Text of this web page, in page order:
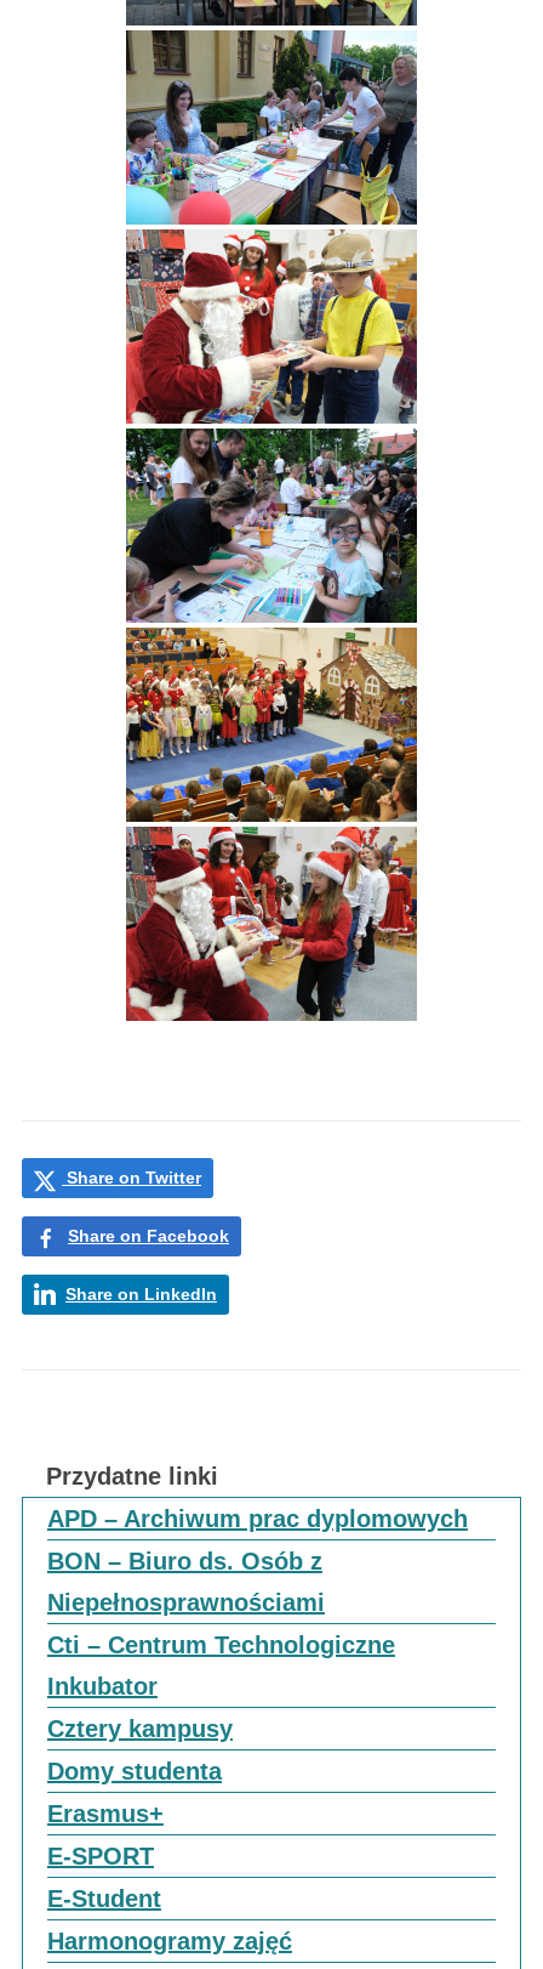
Share on Twitter
Share on Facebook
Share on LinkedIn
Przydatne linki
APD – Archiwum prac dyplomowych
BON – Biuro ds. Osób z
Niepełnosprawnościami
Cti – Centrum Technologiczne
Inkubator
Cztery kampusy
Domy studenta
Erasmus+
E-SPORT
E-Student
Harmonogramy zajęć